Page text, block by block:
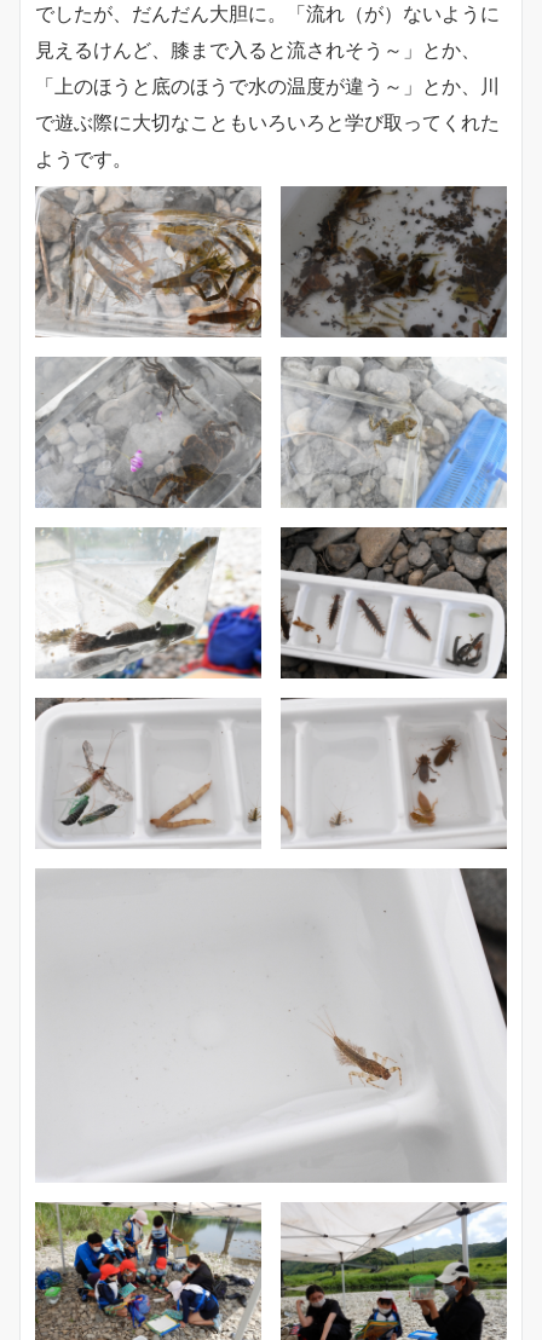
でしたが、だんだん大胆に。「流れ（が）ないように
見えるけんど、膝まで入ると流されそう～」とか、
「上のほうと底のほうで水の温度が違う～」とか、川
で遊ぶ際に大切なこともいろいろと学び取ってくれた
ようです。